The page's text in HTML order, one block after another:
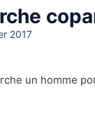
2017
un homme